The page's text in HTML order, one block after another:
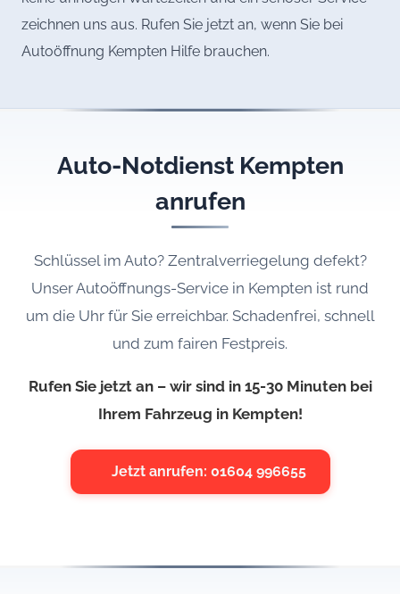
zeichnen uns aus. Rufen Sie jetzt an, wenn Sie bei
Autoöffnung Kempten Hilfe brauchen.
Auto-Notdienst Kempten
anrufen
Schlüssel im Auto? Zentralverriegelung defekt?
Unser Autoöffnungs-Service in Kempten ist rund
um die Uhr für Sie erreichbar. Schadenfrei, schnell
und zum fairen Festpreis.
Rufen Sie jetzt an – wir sind in 15-30 Minuten bei
Ihrem Fahrzeug in Kempten!
Jetzt anrufen: 01604 996655